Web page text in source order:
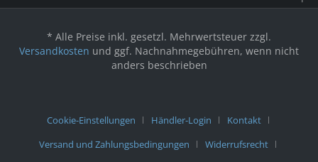
* Alle Preise inkl. gesetzl. Mehrwertsteuer zzgl.
Versandkosten und ggf. Nachnahmegebühren, wenn nicht
anders beschrieben
Cookie-Einstellungen Händler-Login
Kontakt
Versand und Zahlungsbedingungen
Widerrufsrecht